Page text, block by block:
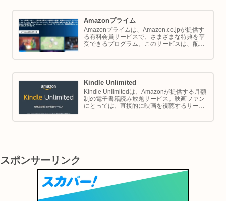
Amazonプライム
Amazonプライムは、Amazon.co.jpが提供す
る有料会員サービスで、さまざまな特典を享
受できるプログラム。このサービスは、配送
実、さらには限定割引までをカバーし、日常
Kindle Unlimited
Kindle Unlimitedは、Amazonが提供する月額
制の電子書籍読み放題サービス。映画ファン
にとっては、直接的に映画を視聴するサービ
理解し、楽しむための間接的なツールとして
スポンサーリンク